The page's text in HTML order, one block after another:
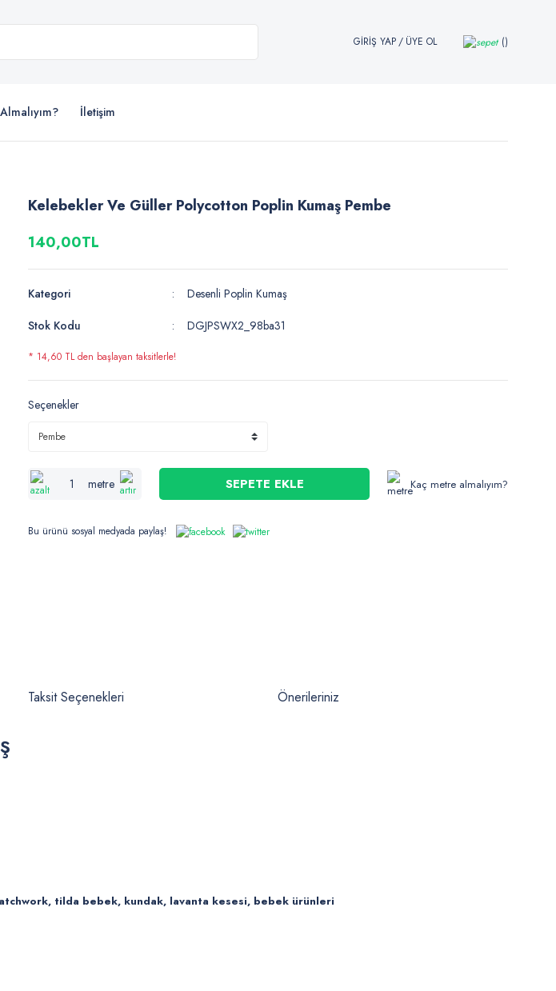
GİRİŞ YAP/ ÜYE OL
İletişim
Kelebekler Ve Güller Polycotton Poplin Kumaş Pembe
140,00TL
Kategori
Desenli Poplin Kumaş
Stok Kodu
DGJPSWX2_98ba31
* 14,60 TL den başlayan taksitlerle!
Seçenekler
metre SEPETE EKLE Kaç metre almalıyım?
Bu ürünü sosyal medyada paylaş!
Taksit Seçenekleri Önerileriniz
tilda bebek, kundak, lavanta kesesi, bebek ürünleri